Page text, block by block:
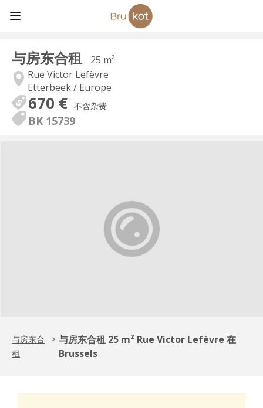
与房东合租
25 m²
Rue Victor Lefèvre
Etterbeek / Europe
670 € 不含杂费
BK 15739
与房东合
租
> 与房东合租 25 m² Rue Victor Lefèvre 在
Brussels